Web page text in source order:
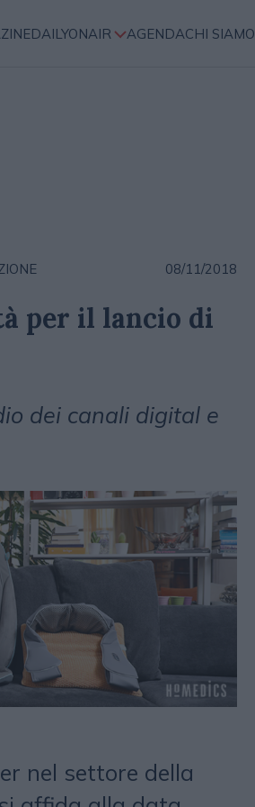
DAILYONAIR AGENDACHI SIAMO
08/11/2018
per il lancio di
dei canali digital e
nel settore della